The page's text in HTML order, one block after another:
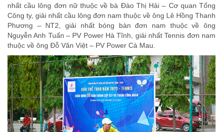
nhất cầu lông đơn nữ thuộc về bà Đào Thị Hải – Cơ quan Tổng
Công ty, giải nhất cầu lông đơn nam thuộc về ông Lê Hồng Thanh
Phương – NT2, giải nhất bóng bàn đơn nam thuộc về ông
Nguyễn Anh Tuấn – PV Power Hà Tĩnh, giải nhất Tennis đơn nam
thuộc về ông Đỗ Văn Việt – PV Power Cà Mau.